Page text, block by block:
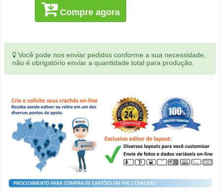
Compre agora
Você pode nos enviar pedidos conforme a sua necessidade,
não é obrigatório enviar a quantidade total para produção.